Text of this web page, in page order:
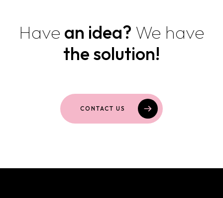
Have an idea? We have
the solution!
CONTACT US